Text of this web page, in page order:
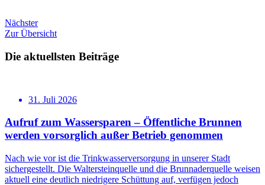
Nächster
Zur Übersicht
Die aktuellsten Beiträge
31. Juli 2026
Aufruf zum Wassersparen – Öffentliche Brunnen
werden vorsorglich außer Betrieb genommen
Nach wie vor ist die Trinkwasserversorgung in unserer Stadt
sichergestellt. Die Waltersteinquelle und die Brunnaderquelle weisen
aktuell eine deutlich niedrigere Schüttung auf, verfügen jedoch